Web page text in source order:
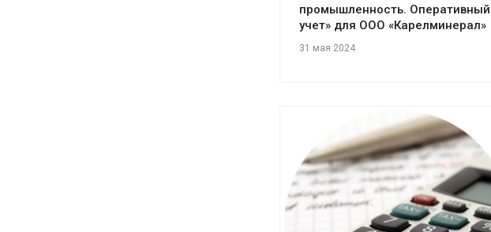
промышленность. Оперативный
учет» для ООО «Карелминерал»
31 мая 2024